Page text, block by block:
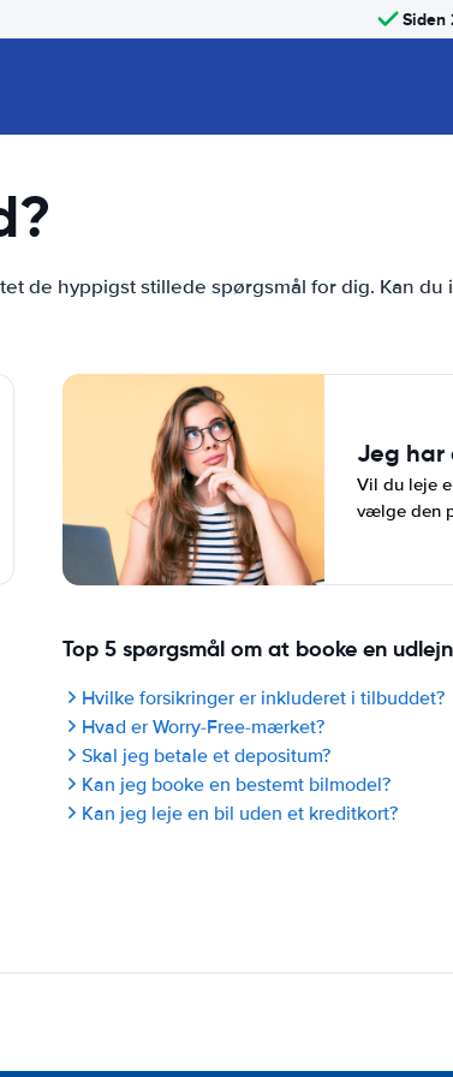
Siden
de hyppigst stillede spørgsmål for dig. Kan du
Jeg har
Vil du leje
vælge den
Top 5 spørgsmål om at booke en
Hvilke forsikringer er inkluderet i tilbuddet?
Hvad er Worry-Free-mærket?
Skal jeg betale et depositum?
Kan jeg booke en bestemt bilmodel?
Kan jeg leje en bil uden et kreditkort?